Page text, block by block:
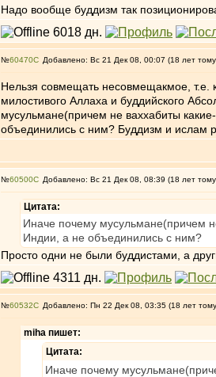
Надо вообще буддизм так
№60470 Добавлено: Вс 21 Дек 08, 00:07 (18 лет
Нельзя совмещать несовмещакмое, т.е.
милостивого Аллаха и буддийского
мусульмане(причем не ваххабиты
объединились с ним? Буддизм и ислам
№60500 Добавлено: Вс 21 Дек 08, 08:39 (18 лет
Цитата:
Иначе почему мусульмане(причем
Индии, а не объединились с ним?
Просто одни не были буддистами, а
№60532 Добавлено: Пн 22 Дек 08, 03:35 (18 лет
miha пишет:
Цитата:
Иначе почему